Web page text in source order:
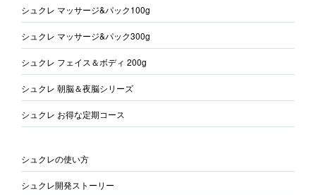
シュクレ マッサージ&パック100g
シュクレ マッサージ&パック300g
シュクレ フェイス＆ボディ 200g
シュクレ 朝脳＆夜脳シリーズ
シュクレ お得な定期コース
シュクレの使い方
シュクレ開発ストーリー